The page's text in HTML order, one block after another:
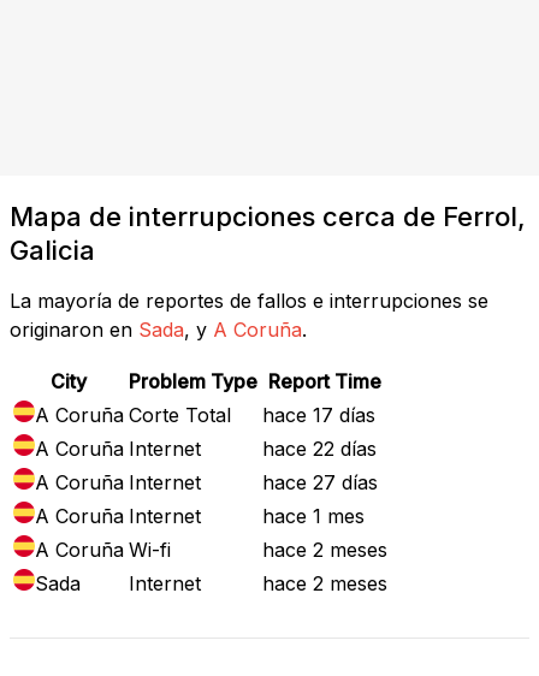
Mapa de interrupciones cerca de Ferrol,
Galicia
La mayoría de reportes de fallos e interrupciones se
originaron en Sada, y A Coruña.
City Problem Type Report Time
A Coruña Corte Total
hace 17 días
A Coruña Internet
hace 22 días
A Coruña Internet
hace 27 días
A Coruña Internet
hace 1 mes
A Coruña Wi-fi
hace 2 meses
Sada
Internet hace 2 meses